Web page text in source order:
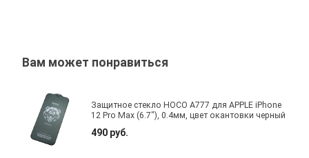
Вам может понравиться
Защитное стекло HOCO A777 для APPLE iPhone
12 Pro Max (6.7"), 0.4мм, цвет окантовки черный
490 руб.